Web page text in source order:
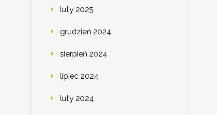
luty 2025
grudzień 2024
sierpień 2024
lipiec 2024
luty 2024